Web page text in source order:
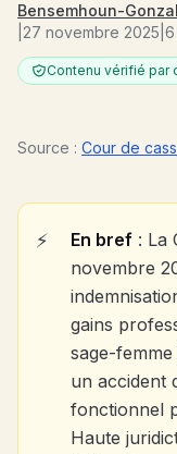
Bensemhoun-
27 novembre 2025 6
Contenu vérifié par
Source : Cour de
En bref : La
novembre
gains
sage-
un accident
fonctionnel
Haute